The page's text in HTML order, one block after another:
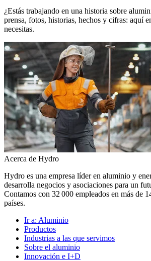
¿Estás trabajando en una historia sobre
prensa, fotos, historias, hechos y cifras: aquí
necesitas.
Acerca de Hydro
Hydro es una empresa líder en aluminio y
desarrolla negocios y asociaciones para un
Contamos con 32 000 empleados en más de
países.
Ir a: Aluminio
Productos
Industrias a las que servimos
Sobre el aluminio
Innovación e I+D